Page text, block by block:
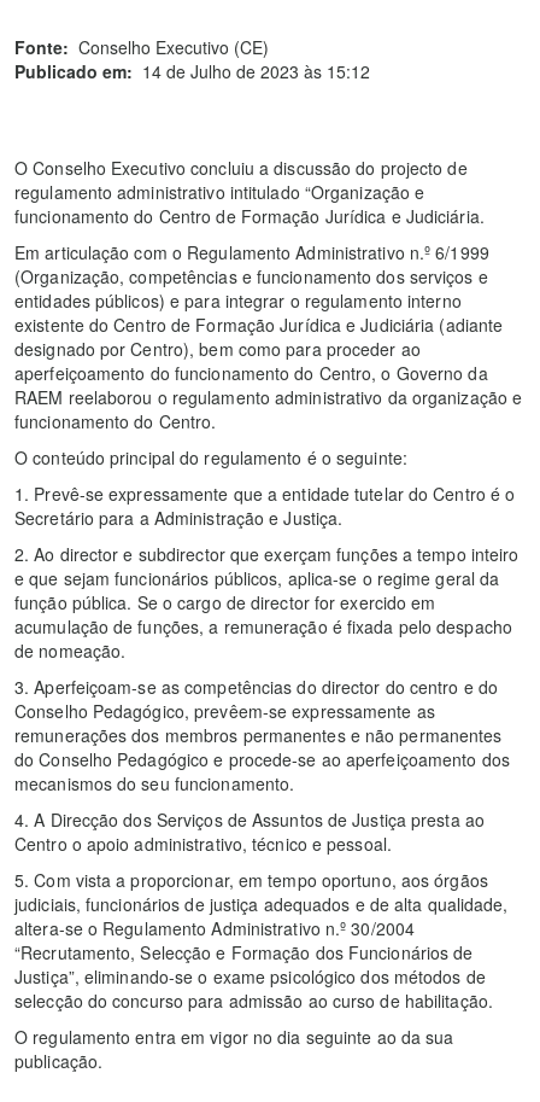
Fonte: Conselho Executivo (CE)
Publicado em: 14 de Julho de 2023 às 15:12
O Conselho Executivo concluiu a discussão do projecto de
regulamento administrativo intitulado “Organização e
funcionamento do Centro de Formação Jurídica e Judiciária.
Em articulação com o Regulamento Administrativo n.º 6/1999
(Organização, competências e funcionamento dos serviços e
entidades públicos) e para integrar o regulamento interno
existente do Centro de Formação Jurídica e Judiciária (adiante
designado por Centro), bem como para proceder ao
aperfeiçoamento do funcionamento do Centro, o Governo da
RAEM reelaborou o regulamento administrativo da organização e
funcionamento do Centro.
O conteúdo principal do regulamento é o seguinte:
1. Prevê-se expressamente que a entidade tutelar do Centro é o
Secretário para a Administração e Justiça.
2. Ao director e subdirector que exerçam funções a tempo inteiro
e que sejam funcionários públicos, aplica-se o regime geral da
função pública. Se o cargo de director for exercido em
acumulação de funções, a remuneração é fixada pelo despacho
de nomeação.
3. Aperfeiçoam-se as competências do director do centro e do
Conselho Pedagógico, prevêem-se expressamente as
remunerações dos membros permanentes e não permanentes
do Conselho Pedagógico e procede-se ao aperfeiçoamento dos
mecanismos do seu funcionamento.
4. A Direcção dos Serviços de Assuntos de Justiça presta ao
Centro o apoio administrativo, técnico e pessoal.
5. Com vista a proporcionar, em tempo oportuno, aos órgãos
judiciais, funcionários de justiça adequados e de alta qualidade,
altera-se o Regulamento Administrativo n.º 30/2004
“Recrutamento, Selecção e Formação dos Funcionários de
Justiça”, eliminando-se o exame psicológico dos métodos de
selecção do concurso para admissão ao curso de habilitação.
O regulamento entra em vigor no dia seguinte ao da sua
publicação.